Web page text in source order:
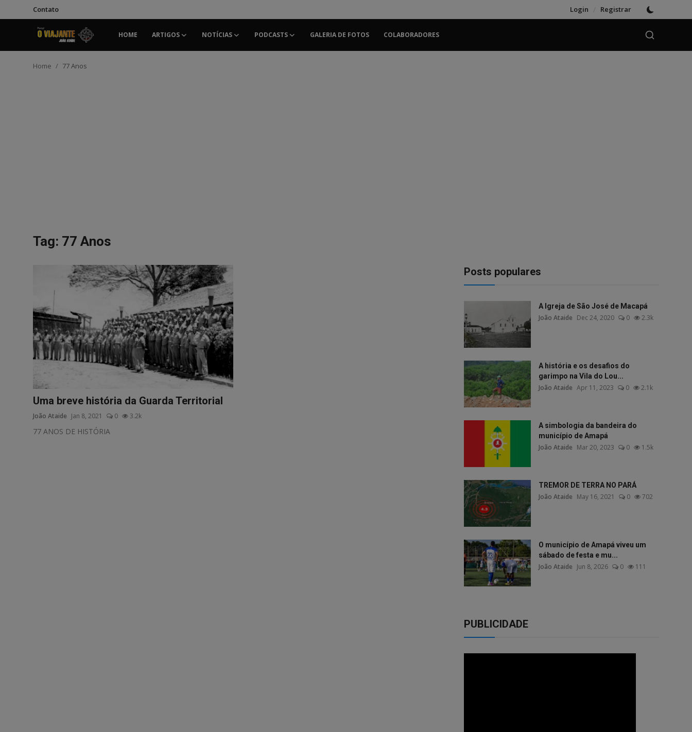
Contato Login / Registrar
HOME ARTIGOS NOTÍCIAS PODCASTS GALERIA DE FOTOS COLABORADORES
Home 77 Anos
Tag: 77 Anos
Uma breve história da Guarda Territorial
João Ataide Jan 8, 2021 0 3.2k
77 ANOS DE HISTÓRIA
Posts populares
A Igreja de São José de Macapá
João Ataide Dec 24, 2020 0 2.3k
A história e os desafios do
garimpo na Vila do Lou...
João Ataide Apr 11, 2023 0 2.1k
A simbologia da bandeira do
município de Amapá
João Ataide Mar 20, 2023 0 1.5k
TREMOR DE TERRA NO PARÁ
João Ataide May 16, 2021 0 702
O município de Amapá viveu um
sábado de festa e mu...
João Ataide Jun 8, 2026 0 111
PUBLICIDADE